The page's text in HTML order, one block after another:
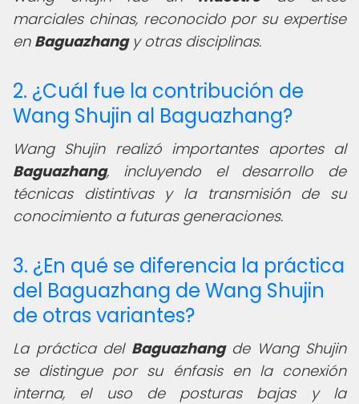
marciales chinas, reconocido por su expertise
en Baguazhangy otras disciplinas.
2. ¿Cuál fue la contribución de
Wang Shujin al Baguazhang?
Wang Shujin realizó importantes aportes al
Baguazhang, incluyendo el desarrollo de
técnicas distintivas y la transmisión de su
conocimiento a futuras generaciones.
3. ¿En qué se diferencia la práctica
del Baguazhang de Wang Shujin
de otras variantes?
La práctica del Baguazhangde Wang Shujin
se distingue por su énfasis en la conexión
interna, el uso de posturas bajas y la